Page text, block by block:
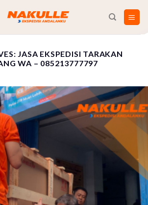
JASA EKSPEDISI TARAKAN
WA – 085213777797